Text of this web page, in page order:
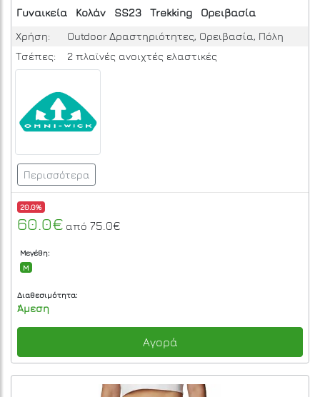
Γυναικεία Κολάν SS23 Trekking
Ορειβασία
Χρήση:
Outdoor Δραστηριότητες, Ορειβασία, Πόλη
Τσέπες:
2 πλαϊνές ανοιχτές ελαστικές
Περισσότερα
20.0%
60.0€ από 75.0€
Μεγέθη:
M
Διαθεσιμότητα:
Άμεση
Αγορά